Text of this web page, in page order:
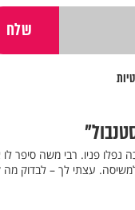
נפלו פניו. רבי משה סיפר
למשיסה. עצתי לך – לבדוק מה